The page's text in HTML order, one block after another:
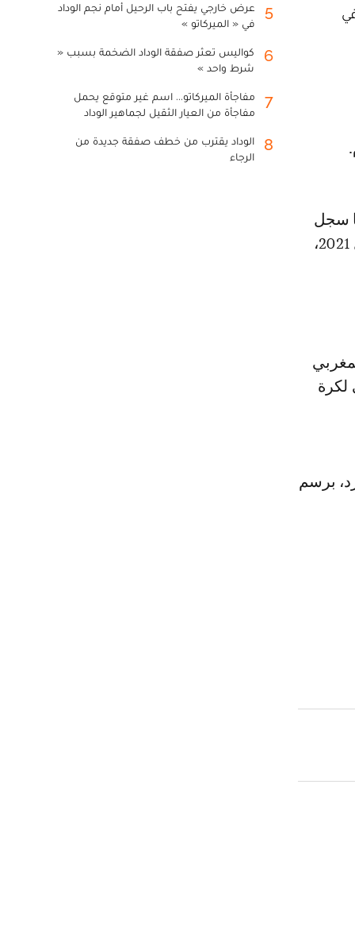
سجل
له الهدف الوحيد في مرمى منافسه مانشستر سيتي، يوم السبت 17 أبريل 2021،
الألماني لكرة
برسم
5
عرض خارجي يفتح باب الرحيل أمام نجم الوداد
في « الميركاتو »
6
كواليس تعثر صفقة الوداد الضخمة بسبب «
شرط واحد »
7
مفاجأة الميركاتو... اسم غير متوقع يحمل
مفاجأة من العيار الثقيل لجماهير الوداد
8
الوداد يقترب من خطف صفقة جديدة من
الرجاء